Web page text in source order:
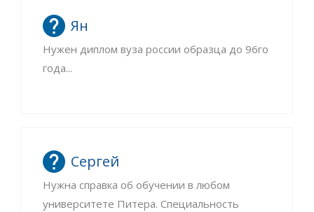
Ян
Нужен диплом вуза россии образца до 96го
года...
Сергей
Нужна справка об обучении в любом
университете Питера. Специальность